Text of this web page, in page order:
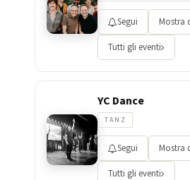
Segui Mostra
Tutti gli eventi
YC Dance
TANZ
Segui Mostra
Tutti gli eventi